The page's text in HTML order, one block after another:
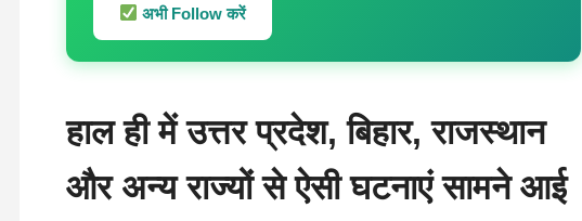
अभी Follow करें
हाल ही में उत्तर प्रदेश, बिहार, राजस्थान
और अन्य राज्यों से ऐसी घटनाएं सामने आई